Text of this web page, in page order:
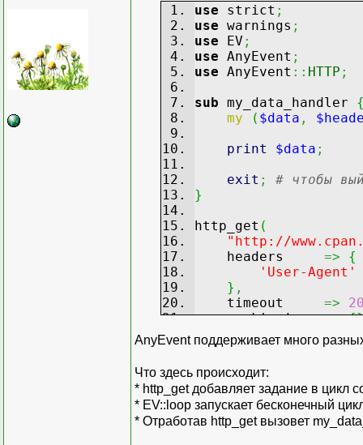
use strict ;
use warnings ;
use EV ;
use AnyEvent ;
use AnyEvent :: HTTP ;
sub my_data_handler
my
( $data ,
print
$data ;
exit ;
# чтобы
}
http_get (
"http://
headers =>
{
'User-Agent'
} ,
timeout =>
cookie_jar=> {
);
EV::loop ()
AnyEvent поддерживает много
Что здесь происходит:
* http_get добавляет задание в цикл
* EV::loop запускает бесконечный
* Отработав http_get вызовет